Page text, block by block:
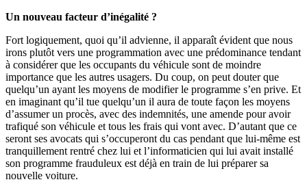
Un nouveau facteur d’inégalité ?
Fort logiquement, quoi qu’il advienne, il apparaît évident que nous
irons plutôt vers une programmation avec une prédominance tendant
à considérer que les occupants du véhicule sont de moindre
importance que les autres usagers. Du coup, on peut douter que
quelqu’un ayant les moyens de modifier le programme s’en prive. Et
en imaginant qu’il tue quelqu’un il aura de toute façon les moyens
d’assumer un procès, avec des indemnités, une amende pour avoir
trafiqué son véhicule et tous les frais qui vont avec. D’autant que ce
seront ses avocats qui s’occuperont du cas pendant que lui-même est
tranquillement rentré chez lui et l’informaticien qui lui avait installé
son programme frauduleux est déjà en train de lui préparer sa
nouvelle voiture.